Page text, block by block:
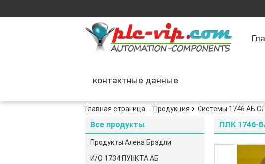
контактные данные
Главная страница Продукция Системы 1746 АБ
Все продукты
Продукты Алена Брэдли
И/О 1734 ПУНКТА АБ
ПЛК 1746-